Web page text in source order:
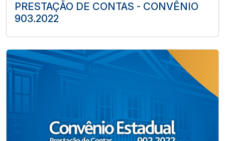
PRESTAÇÃO DE CONTAS - CONVÊNIO
903.2022